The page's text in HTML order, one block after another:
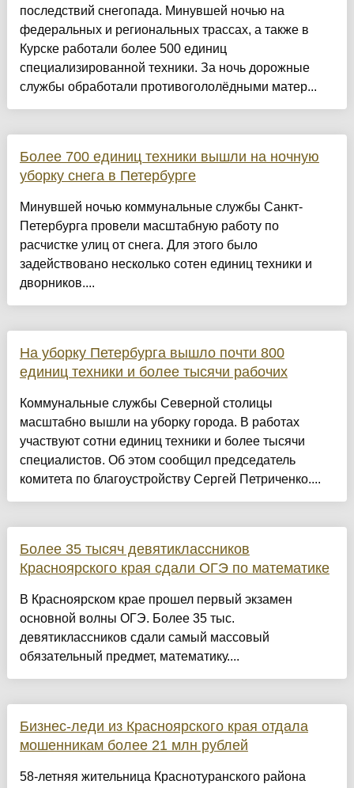
последствий снегопада. Минувшей ночью на
федеральных и региональных трассах, а также в
Курске работали более 500 единиц
специализированной техники. За ночь дорожные
службы обработали противогололёдными матер...
Более 700 единиц техники вышли на ночную
уборку снега в Петербурге
Минувшей ночью коммунальные службы Санкт-
Петербурга провели масштабную работу по
расчистке улиц от снега. Для этого было
задействовано несколько сотен единиц техники и
дворников....
На уборку Петербурга вышло почти 800
единиц техники и более тысячи рабочих
Коммунальные службы Северной столицы
масштабно вышли на уборку города. В работах
участвуют сотни единиц техники и более тысячи
специалистов. Об этом сообщил председатель
комитета по благоустройству Сергей Петриченко....
Более 35 тысяч девятиклассников
Красноярского края сдали ОГЭ по математике
В Красноярском крае прошел первый экзамен
основной волны ОГЭ. Более 35 тыс.
девятиклассников сдали самый массовый
обязательный предмет, математику....
Бизнес-леди из Красноярского края отдала
мошенникам более 21 млн рублей
58-летняя жительница Краснотуранского района